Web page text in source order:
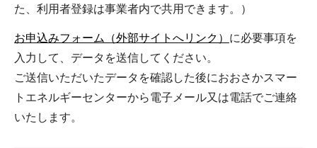
た、利用者登録は事業者内で共用できます。）
お申込みフォーム（外部サイトへリンク） に必要事項を
入力して、データを送信してください。
ご送信いただいたデータを確認した後におおさかスマー
トエネルギーセンターから電子メール又は電話でご連絡
いたします。